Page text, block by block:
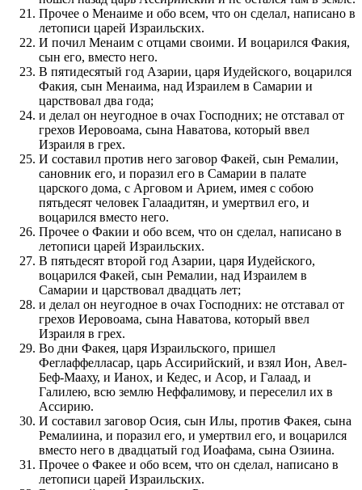
Прочее о Менаиме и обо всем, что он сделал, написано в
летописи царей Израильских.
И почил Менаим с отцами своими. И воцарился Факия,
сын его, вместо него.
В пятидесятый год Азарии, царя Иудейского, воцарился
Факия, сын Менаима, над Израилем в Самарии и
царствовал два года;
и делал он неугодное в очах Господних; не отставал от
грехов Иеровоама, сына Наватова, который ввел
Израиля в грех.
И составил против него заговор Факей, сын Ремалии,
сановник его, и поразил его в Самарии в палате
царского дома, с Арговом и Арием, имея с собою
пятьдесят человек Галаадитян, и умертвил его, и
воцарился вместо него.
Прочее о Факии и обо всем, что он сделал, написано в
летописи царей Израильских.
В пятьдесят второй год Азарии, царя Иудейского,
воцарился Факей, сын Ремалии, над Израилем в
Самарии и царствовал двадцать лет;
и делал он неугодное в очах Господних: не отставал от
грехов Иеровоама, сына Наватова, который ввел
Израиля в грех.
Во дни Факея, царя Израильского, пришел
Феглаффелласар, царь Ассирийский, и взял Ион, Авел-
Беф-Мааху, и Ианох, и Кедес, и Асор, и Галаад, и
Галилею, всю землю Неффалимову, и переселил их в
Ассирию.
И составил заговор Осия, сын Илы, против Факея, сына
Ремалиина, и поразил его, и умертвил его, и воцарился
вместо него в двадцатый год Иоафама, сына Озиина.
Прочее о Факее и обо всем, что он сделал, написано в
летописи царей Израильских.